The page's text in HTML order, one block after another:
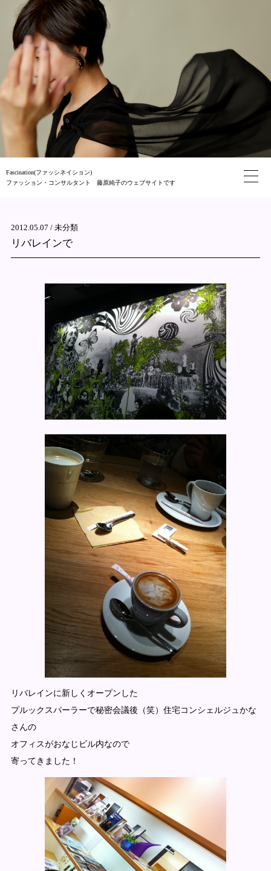
Fascination(ファッシネイション)
ファッション・コンサルタント 藤原純子のウェブサイトです
2012.05.07 / 未分類
リバレインで
リバレインに新しくオープンした
プルックスパーラーで秘密会議後（笑）住宅コンシェルジュかな
さんの
オフィスがおなじビル内なので
寄ってきました！